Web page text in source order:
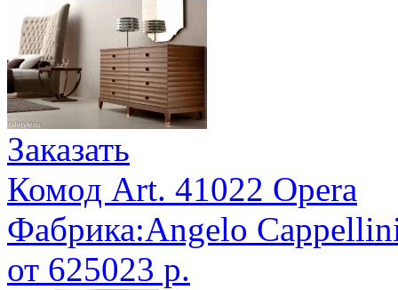
Заказать
Комод Art. 41022 Opera
Фабрика:Angelo
от 625023 р.